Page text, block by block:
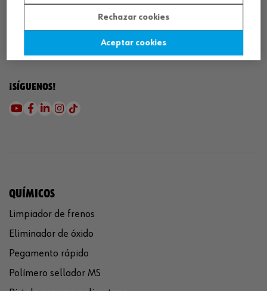
¡SÍGUENOS!
QUÍMICOS
Limpiador de frenos
Eliminador de óxido
Pegamento rápido
Polímero sellador MS
Rechazar cookies
Aceptar cookies